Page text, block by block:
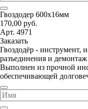
Гвоздодер 600х16мм
170,00 руб.
Арт. 4971
Заказать
Гвоздодёр - инструмент,
разъединения и
Выполнен из прочной
обеспечивающей